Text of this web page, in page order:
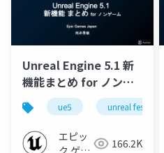
Unreal Engine 5.1 新
機能まとめ for ノンゲ
ーム【UNREAL FEST
WEST ’22】
ue5 unreal fest
エピッ
ク ゲー
166.2K